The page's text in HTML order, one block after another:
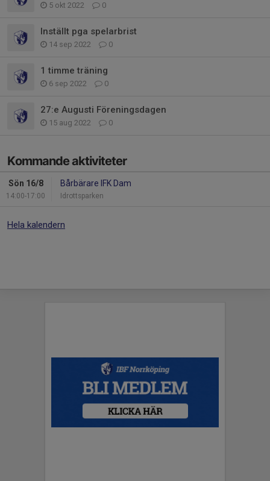
5 okt 2022 0
Inställt pga spelarbrist
14 sep 2022 0
1 timme träning
6 sep 2022 0
27:e Augusti Föreningsdagen
15 aug 2022 0
Kommande aktiviteter
Sön 16/8
14:00-17:00
Bårbärare IFK Dam
Idrottsparken
Hela kalendern